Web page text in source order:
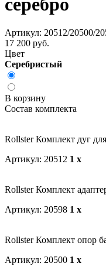
Артикул: 20512/20500/
17 200 руб.
Цвет
Серебристый
В корзину
Состав комплекта
Rollster Комплект дуг
Артикул: 20512 1 x
Rollster Комплект
Артикул: 20598 1 x
Rollster Комплект опор
Артикул: 20500 1 x